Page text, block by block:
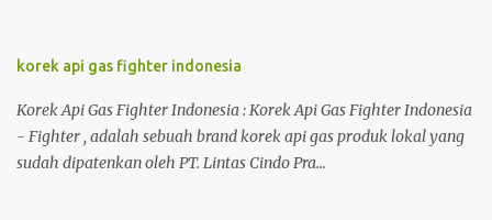
pengecekan awal, perlindungan area kerja, pembersihan filter–
pembersihan konden...
pengembangan obat. 1. Penelitian Dasar Tahap pertama dalam
farmasi bekerja untuk menemukan senyawa baru yang memiliki
potensi terapeutik. Identifikasi Target: Ahli farmasi bekerja
dengan ilmuwan lain untuk mengidentifikasi target biologis yang
korek api gas fighter indonesia
Korek Api Gas Fighter Indonesia : Korek Api Gas Fighter Indonesia
- Fighter , adalah sebuah brand korek api gas produk lokal yang
sudah dipatenkan oleh PT. Lintas Cindo Pra...